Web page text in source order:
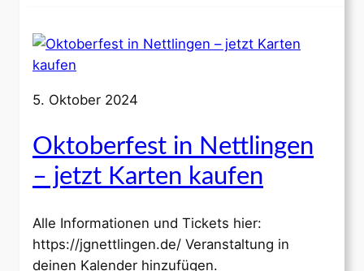
5. Oktober 2024
Oktoberfest in Nettlingen
– jetzt Karten kaufen
Alle Informationen und Tickets hier:
https://jgnettlingen.de/ Veranstaltung in
deinen Kalender hinzufügen.